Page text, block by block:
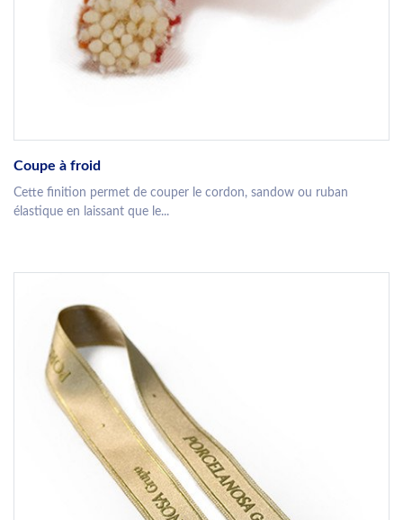
Coupe à froid
Cette finition permet de couper le cordon, sandow ou ruban
élastique en laissant que le...